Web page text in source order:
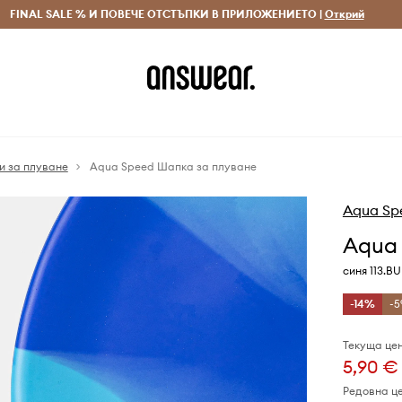
връщане за поръчки над 70 EUR Доставка 1-5 дни
FINAL SALE % И ПОВЕЧЕ ОТСТЪПКИ В ПРИЛОЖЕНИЕТО | Открий
за плуване Aqua Speed Шапка за плуване
Aqua
синя
-14% -
Текуща
5,90 €
Редовна